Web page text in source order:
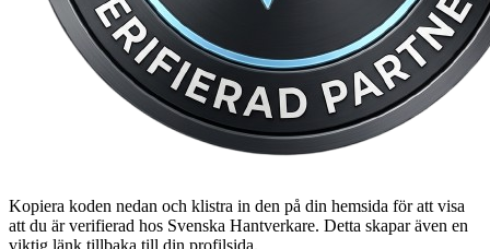
Kopiera koden nedan och klistra in den på din hemsida för att visa
att du är verifierad hos Svenska Hantverkare. Detta skapar även en